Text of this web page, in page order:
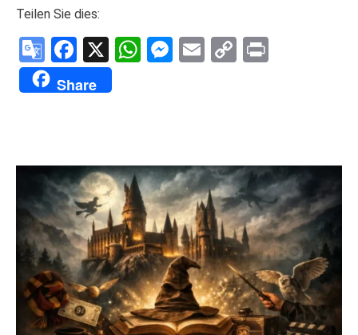
Teilen Sie dies:
Google
Translate
Facebook
X WhatsApp
Messenger
Email
Copy
Share